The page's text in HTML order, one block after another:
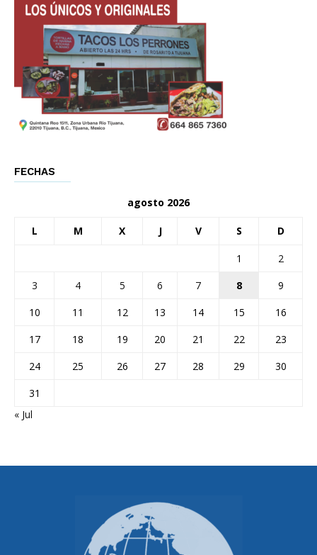
FECHAS
agosto 2026
L M X J V S D
1
2
3
4 5 6 7 8
9
10
11 12 13 14 15
16
17
18 19 20 21 22
23
24
25 26 27 28 29
30
31
« Jul